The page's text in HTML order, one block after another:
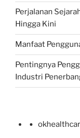
Perjalanan
Hingga Kini
Manfaat
Pentingnya
Industri